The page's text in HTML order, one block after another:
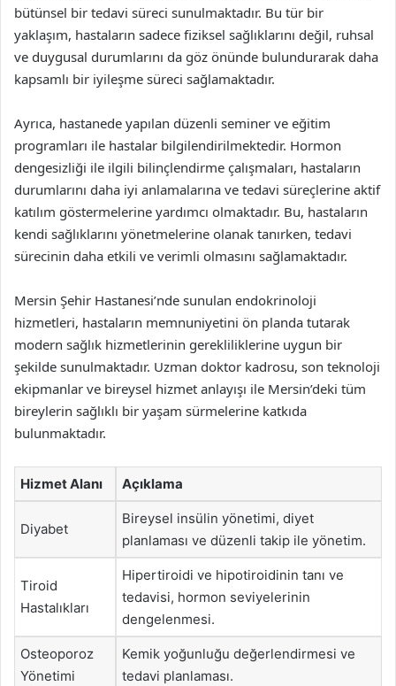
bütünsel bir tedavi süreci sunulmaktadır. Bu tür bir
yaklaşım, hastaların sadece fiziksel sağlıklarını değil, ruhsal
ve duygusal durumlarını da göz önünde bulundurarak daha
kapsamlı bir iyileşme süreci sağlamaktadır.
Ayrıca, hastanede yapılan düzenli seminer ve eğitim
programları ile hastalar bilgilendirilmektedir. Hormon
dengesizliği ile ilgili bilinçlendirme çalışmaları, hastaların
durumlarını daha iyi anlamalarına ve tedavi süreçlerine aktif
katılım göstermelerine yardımcı olmaktadır. Bu, hastaların
kendi sağlıklarını yönetmelerine olanak tanırken, tedavi
sürecinin daha etkili ve verimli olmasını sağlamaktadır.
Mersin Şehir Hastanesi’nde sunulan endokrinoloji
hizmetleri, hastaların memnuniyetini ön planda tutarak
modern sağlık hizmetlerinin gerekliliklerine uygun bir
şekilde sunulmaktadır. Uzman doktor kadrosu, son teknoloji
ekipmanlar ve bireysel hizmet anlayışı ile Mersin’deki tüm
bireylerin sağlıklı bir yaşam sürmelerine katkıda
bulunmaktadır.
Hizmet Alanı Açıklama
Diyabet
Bireysel insülin yönetimi, diyet
planlaması ve düzenli takip ile yönetim.
Tiroid
Hastalıkları
Hipertiroidi ve hipotiroidinin tanı ve
tedavisi, hormon seviyelerinin
dengelenmesi.
Osteoporoz
Yönetimi
Kemik yoğunluğu değerlendirmesi ve
tedavi planlaması.